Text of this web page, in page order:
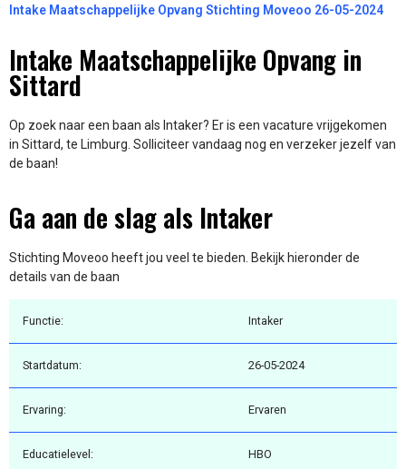
Intake Maatschappelijke Opvang Stichting Moveoo 26-05-2024
Intake Maatschappelijke Opvang in
Sittard
Op zoek naar een baan als Intaker? Er is een vacature vrijgekomen
in Sittard, te Limburg. Solliciteer vandaag nog en verzeker jezelf van
de baan!
Ga aan de slag als Intaker
Stichting Moveoo heeft jou veel te bieden. Bekijk hieronder de
details van de baan
Functie: Intaker
Startdatum: 26-05-2024
Ervaring: Ervaren
Educatielevel: HBO